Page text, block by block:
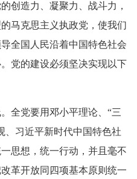
创造力、凝聚力、战斗力，
马克思主义执政党，使我们
全国人民沿着中国特色社会
党的建设必须坚决实现以下
党要用邓小平理论、“三
、习近平新时代中国特色社
思想，统一行动，并且毫不
革开放同四项基本原则统一